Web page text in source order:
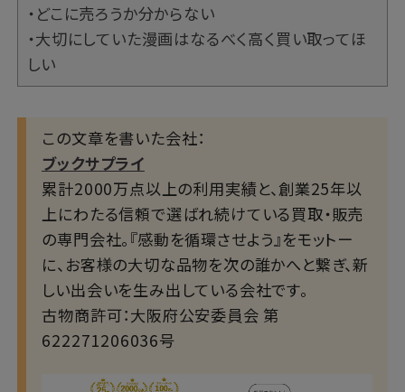
・どこに売ろうか分からない
・大切にしていた漫画はなるべく高く買い取ってほ
しい
この文章を書いた会社：
ブックサプライ
累計2000万点以上の利用実績と、創業25年以
上にわたる信頼で選ばれ続けている買取・販売
の専門会社。『感動を循環させよう』をモットー
に、お客様の大切な品物を次の誰かへと繋ぎ、新
しい出会いを生み出している会社です。
古物商許可：大阪府公安委員会 第
622271206036号